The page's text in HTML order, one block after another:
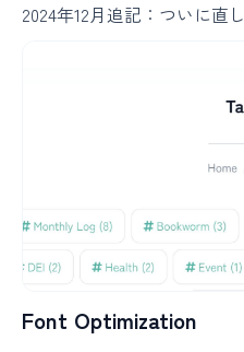
2024年12月追記：ついに直
Font Optimization